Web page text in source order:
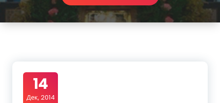
14
Дек, 2014